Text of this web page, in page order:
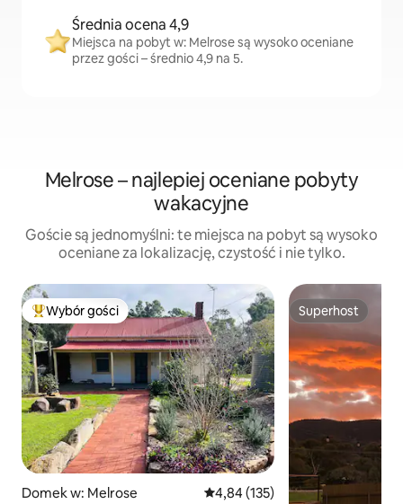
Średnia ocena 4,9
Miejsca na pobyt w: Melrose są wysoko oceniane
przez gości – średnio 4,9 na 5.
Melrose – najlepiej oceniane pobyty
wakacyjne
Goście są jednomyślni: te miejsca na pobyt są wysoko
oceniane za lokalizację, czystość i nie tylko.
Najpopularniejsze z kategorii Wybór gości
Wybór gości
Domek w: Melrose Średnia ocena: 4,84 na 5, liczba
4,84 (135)
Superhost
Superhost